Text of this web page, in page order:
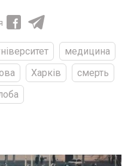
медицина
Харків
смерть